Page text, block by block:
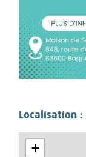
Localisation :
+